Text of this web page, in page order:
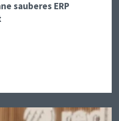
sauberes ERP